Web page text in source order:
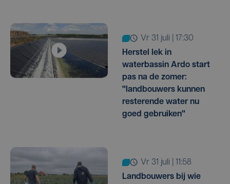
vr 31 juli | 17:30
Herstel lek in
waterbassin Ardo start
pas na de zomer:
"landbouwers kunnen
resterende water nu
goed gebruiken"
vr 31 juli | 11:58
Landbouwers bij wie